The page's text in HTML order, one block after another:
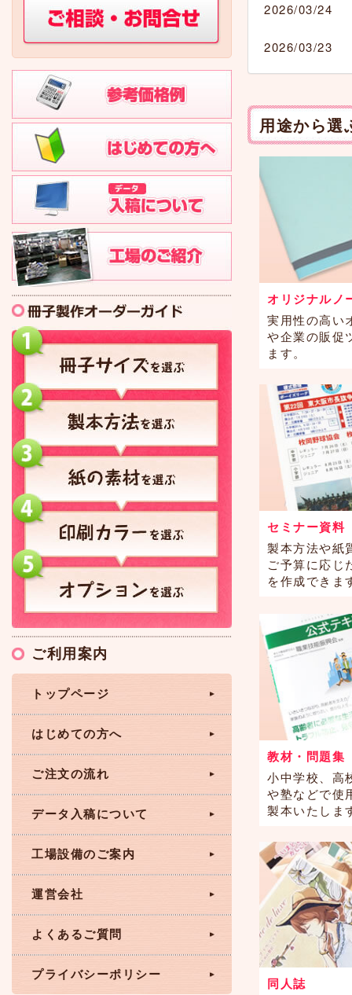
2026/03/24
2026/03/23
用途から選
オリジナルノ
実用性の高い
や企業の販促
ます。
セミナー資料
製本方法や紙
ご予算に応じ
を作成できま
教材・問題集
小中学校、高
や塾などで使
製本いたしま
同人誌
ご利用案内
トップページ
はじめての方へ
ご注文の流れ
データ入稿について
工場設備のご案内
運営会社
よくあるご質問
プライバシーポリシー